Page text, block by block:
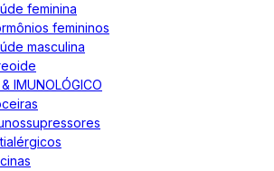
feminina
femininos
masculina
& IMUNOLÓGICO